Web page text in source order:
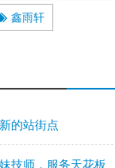
鑫雨轩
的站街点
技师，服务天花板